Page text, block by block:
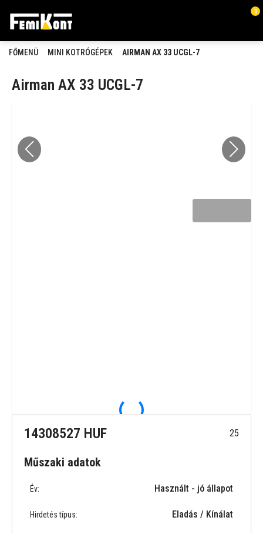
0
FŐMENÜ MINI KOTRÓGÉPEK AIRMAN AX 33 UCGL-7
Airman AX 33 UCGL-7
14308527 HUF 25
Műszaki adatok
Év: Használt - jó állapot
Hirdetés típus: Eladás / Kínálat